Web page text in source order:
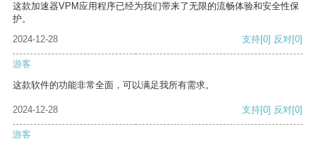
这款加速器VPM应用程序已经为我们带来了无限的流畅体验和安全性保
护。
2024-12-28
支持[0] 反对[0]
游客
这款软件的功能非常全面，可以满足我所有需求。
2024-12-28 支持[0] 反对[0]
游客